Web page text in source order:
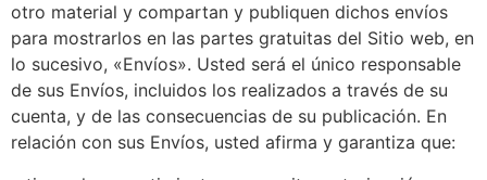
otro material y compartan y publiquen dichos envíos
para mostrarlos en las partes gratuitas del Sitio web, en
lo sucesivo, «Envíos». Usted será el único responsable
de sus Envíos, incluidos los realizados a través de su
cuenta, y de las consecuencias de su publicación. En
relación con sus Envíos, usted afirma y garantiza que: